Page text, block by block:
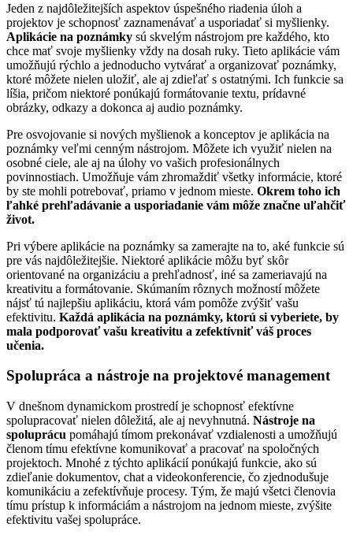
Jeden z najdôležitejších aspektov úspešného riadenia úloh a
projektov je schopnosť zaznamenávať a usporiadať si myšlienky.
Aplikácie na poznámky sú skvelým nástrojom pre každého, kto
chce mať svoje myšlienky vždy na dosah ruky. Tieto aplikácie vám
umožňujú rýchlo a jednoducho vytvárať a organizovať poznámky,
ktoré môžete nielen uložiť, ale aj zdieľať s ostatnými. Ich funkcie sa
líšia, pričom niektoré ponúkajú formátovanie textu, prídavné
obrázky, odkazy a dokonca aj audio poznámky.
Pre osvojovanie si nových myšlienok a konceptov je aplikácia na
poznámky veľmi cenným nástrojom. Môžete ich využiť nielen na
osobné ciele, ale aj na úlohy vo vašich profesionálnych
povinnostiach. Umožňuje vám zhromaždiť všetky informácie, ktoré
by ste mohli potrebovať, priamo v jednom mieste. Okrem toho ich
ľahké prehľadávanie a usporiadanie vám môže značne uľahčiť
život.
Pri výbere aplikácie na poznámky sa zamerajte na to, aké funkcie sú
pre vás najdôležitejšie. Niektoré aplikácie môžu byť skôr
orientované na organizáciu a prehľadnosť, iné sa zameriavajú na
kreativitu a formátovanie. Skúmaním rôznych možností môžete
nájsť tú najlepšiu aplikáciu, ktorá vám pomôže zvýšiť vašu
efektivitu. Každá aplikácia na poznámky, ktorú si vyberiete, by
mala podporovať vašu kreativitu a zefektívniť váš proces
učenia.
Spolupráca a nástroje na projektové management
V dnešnom dynamickom prostredí je schopnosť efektívne
spolupracovať nielen dôležitá, ale aj nevyhnutná. Nástroje na
spoluprácu pomáhajú tímom prekonávať vzdialenosti a umožňujú
členom tímu efektívne komunikovať a pracovať na spoločných
projektoch. Mnohé z týchto aplikácií ponúkajú funkcie, ako sú
zdieľanie dokumentov, chat a videokonferencie, čo zjednodušuje
komunikáciu a zefektívňuje procesy. Tým, že majú všetci členovia
tímu prístup k informáciám a nástrojom na jednom mieste, zvýšite
efektivitu vašej spolupráce.